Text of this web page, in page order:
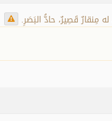
مِنقارٌ قَصِيرٌ، حادُّ البَصَرِ.